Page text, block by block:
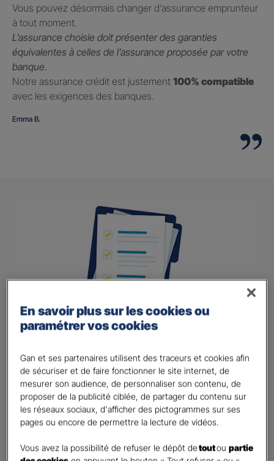
Vous pouvez désormais changer d’assurance emprunteur
à tout moment.
L’assurance choisie doit présenter des garanties
équivalentes à celles de l’assurance proposée par votre
banque.
Notre assurance crédit est justement 100% compatible
avec les exigences des banques.
Emma B.
Besoin d’un devis assurance
emprunteur ?
Vous souhaitez réduire le montant de votre assurance emprunteur ?
vous souhaitez obtenir un contrat parfaitement adapté à vos besoins ?
Sélectionnez l’agence proche de chez vous puis remplissez le rapide
Votre Agent s’occupe du reste.
En savoir plus sur les cookies ou
paramétrer vos cookies
Gan et ses partenaires utilisent des traceurs et cookies afin
de sécuriser et de faire fonctionner le site internet, de
mesurer son audience, de personnaliser son contenu, de
proposer de la publicité ciblée, de partager du contenu sur
les réseaux sociaux, d'afficher des pictogrammes sur ses
pages ou encore de permettre la lecture de vidéos.
Vous avez la possibilité de refuser le dépôt detoutoupartie